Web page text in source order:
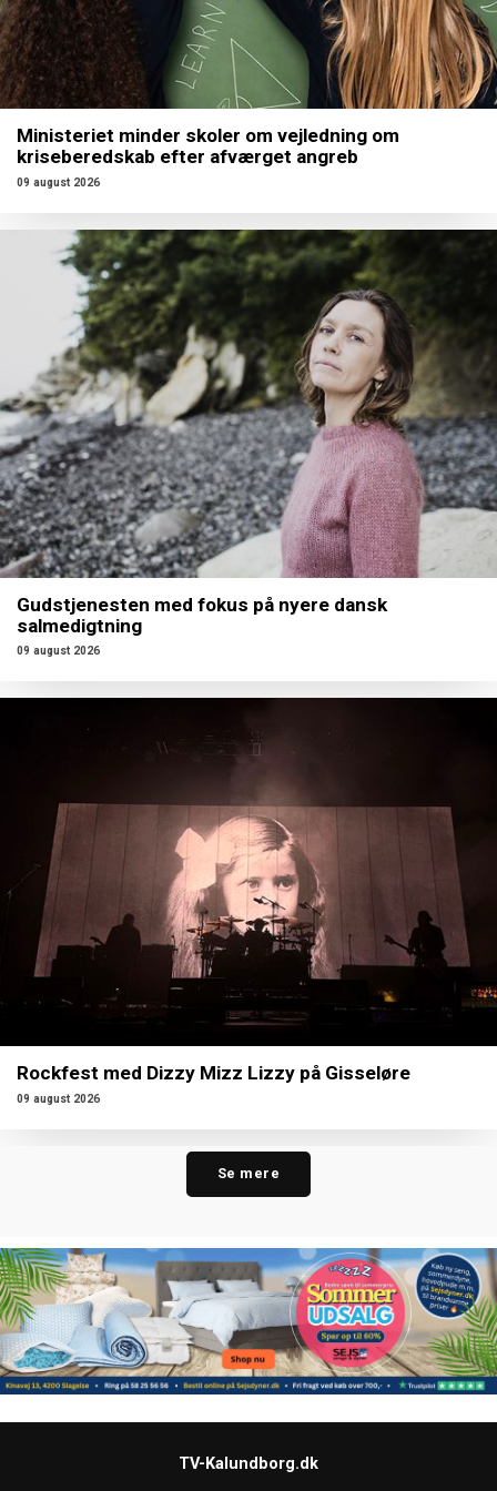
Ministeriet minder skoler om vejledning om
kriseberedskab efter afværget angreb
09 august 2026
Gudstjenesten med fokus på nyere dansk
salmedigtning
09 august 2026
Rockfest med Dizzy Mizz Lizzy på Gisseløre
09 august 2026
Se mere
TV-Kalundborg.dk